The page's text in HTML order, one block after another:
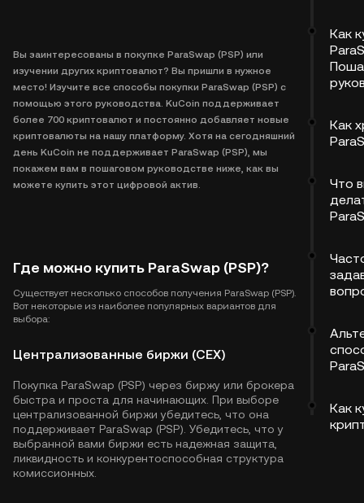
Вы заинтересованы в покупке ParaSwap (PSP) или
изучении других криптовалют? Вы пришли в нужное
место! Изучите все способы покупки ParaSwap (PSP) с
помощью этого руководства. KuCoin поддерживает
более 700 криптовалют и постоянно добавляет новые
криптовалюты на нашу платформу. Хотя на сегодняшний
день KuCoin не поддерживает ParaSwap (PSP), мы
покажем вам в пошаговом руководстве ниже, как вы
можете купить этот цифровой актив.
Где можно купить ParaSwap (PSP)?
Существует несколько способов получения ParaSwap (PSP).
Вот некоторые из наиболее популярных вариантов для
выбора:
Централизованные биржи (CEX)
Покупка ParaSwap (PSP) через биржу или брокера
быстра и проста для начинающих. При выборе
централизованной биржи убедитесь, что она
поддерживает ParaSwap (PSP). Убедитесь, что у
выбранной вами биржи есть надежная защита,
ликвидность и конкурентоспособная структура
комиссионных.
Как
Как
Что
Как